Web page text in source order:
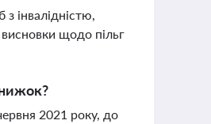
інвалідністю,
щодо пільг
2021 року, до